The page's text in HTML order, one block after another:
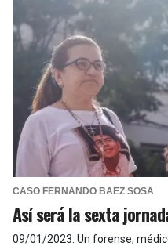
CASO FERNANDO BAEZ SOSA
Así será la sexta
09/01/2023 Un forense,